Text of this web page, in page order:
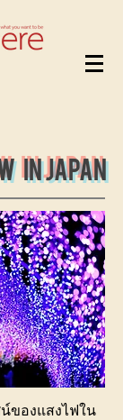
in japan
ของแสงไฟใน